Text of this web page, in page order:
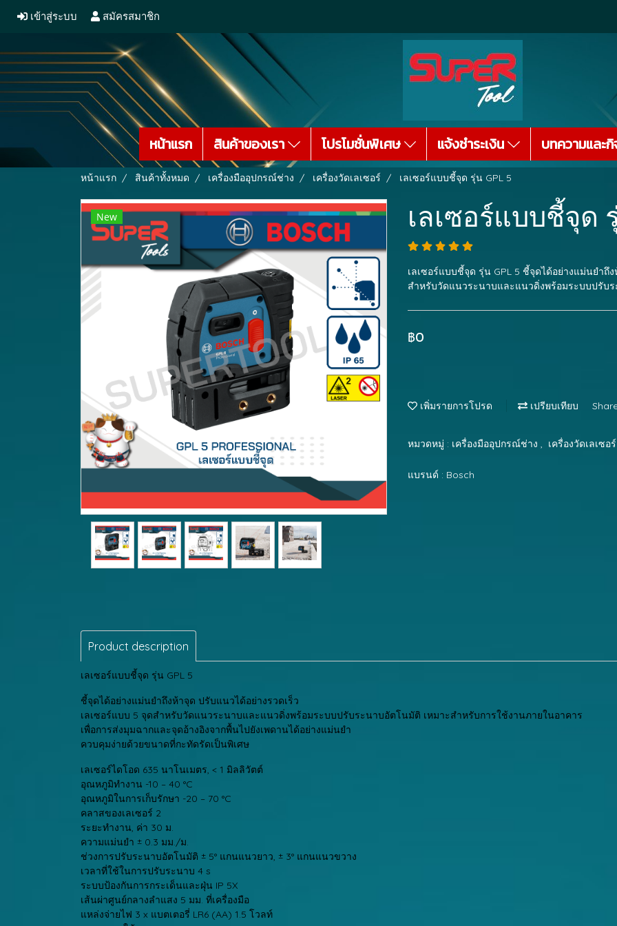
เข้าสู่ระบบ สมัครสมาชิก
หน้าแรก สินค้าของเรา โปรโมชั่นพิเศษ แจ้งชำระเงิน บทความและ
หน้าแรก สินค้าทั้งหมด เครื่องมืออุปกรณ์ช่าง เครื่องวัดเลเซอร์ เลเซอร์แบบชี้จุด รุ่น GPL 5
New เลเซอร์แบบชี้จุด
เลเซอร์แบบชี้จุด รุ่น GPL 5 ชี้จุดได้อย่างแม่นยำถึ
สำหรับวัดแนวระนาบและแนวดิ่งพร้อมระบบปรับ
฿0
เพิ่มรายการโปรด เปรียบเทียบ
หมวดหมู่ : เครื่องมืออุปกรณ์ช่าง เครื่องวัดเลเซอร์
แบรนด์ : Bosch
Product description
เลเซอร์แบบชี้จุด รุ่น GPL 5
ชี้จุดได้อย่างแม่นยำถึงห้าจุด ปรับแนวได้อย่างรวดเร็ว
เลเซอร์แบบ 5 จุดสำหรับวัดแนวระนาบและแนวดิ่งพร้อมระบบปรับระนาบอัตโนมัติ เหมาะสำหรับการใช้งานภายในอาคาร
เพื่อการส่งมุมฉากและจุดอ้างอิงจากพื้นไปยังเพดานได้อย่างแม่นยำ
ควบคุมง่ายด้วยขนาดที่กะทัดรัดเป็นพิเศษ
เลเซอร์ไดโอด 635 นาโนเมตร, < 1 มิลลิวัตต์
อุณหภูมิทำงาน -10 – 40 °C
อุณหภูมิในการเก็บรักษา -20 – 70 °C
คลาสของเลเซอร์ 2
ระยะทำงาน, ค่า 30 ม.
ความแม่นยำ ± 0.3 มม./ม.
ช่วงการปรับระนาบอัตโนมัติ ± 5° แกนแนวยาว, ± 3° แกนแนวขวาง
เวลาที่ใช้ในการปรับระนาบ 4 s
ระบบป้องกันการกระเด็นและฝุ่น IP 5X
เส้นผ่าศูนย์กลางลำแสง 5 มม. ที่เครื่องมือ
แหล่งจ่ายไฟ 3 x แบตเตอรี่ LR6 (AA) 1.5 โวลท์